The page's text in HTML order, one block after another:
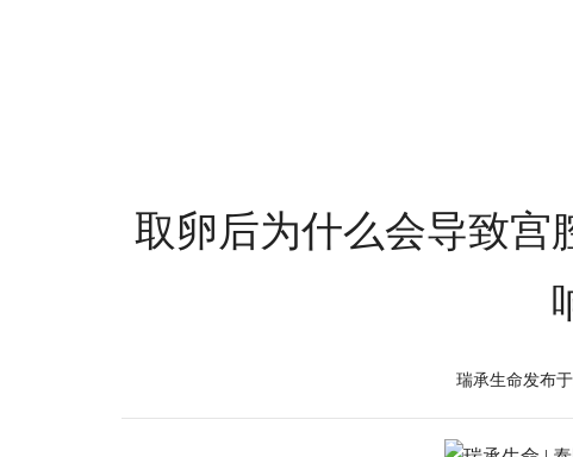
取卵后为什么会导致宫
瑞承生命发布于